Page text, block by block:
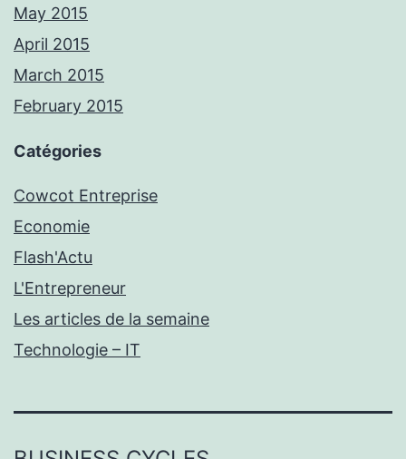
May 2015
April 2015
March 2015
February 2015
Catégories
Cowcot Entreprise
Economie
Flash'Actu
L'Entrepreneur
Les articles de la semaine
Technologie – IT